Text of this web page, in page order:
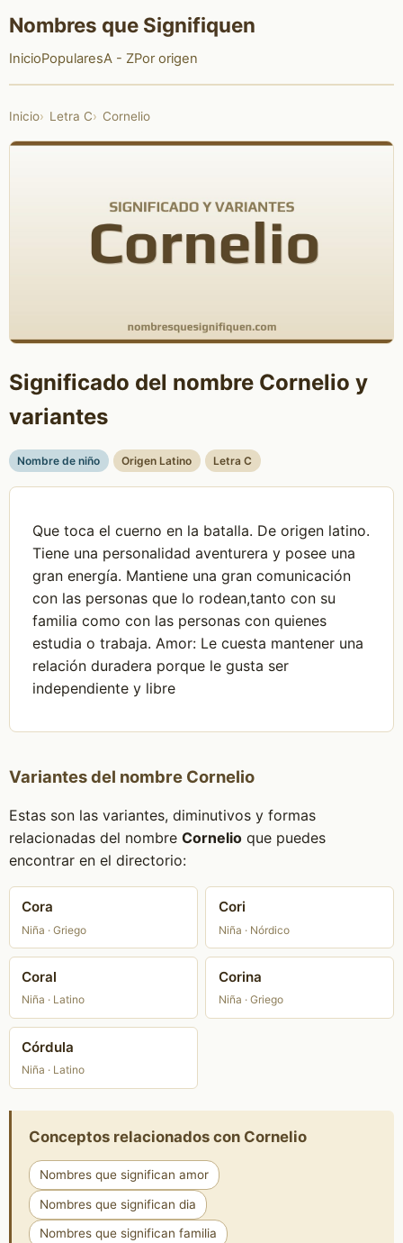
Nombres que Signifiquen
InicioPopularesA - ZPor origen
Inicio Letra C Cornelio
Significado del nombre Cornelio y
variantes
Nombre de niño Origen Latino Letra C
Que toca el cuerno en la batalla. De origen latino.
Tiene una personalidad aventurera y posee una
gran energía. Mantiene una gran comunicación
con las personas que lo rodean,tanto con su
familia como con las personas con quienes
estudia o trabaja. Amor: Le cuesta mantener una
relación duradera porque le gusta ser
independiente y libre
Variantes del nombre Cornelio
Estas son las variantes, diminutivos y formas
relacionadas del nombre Cornelioque puedes
encontrar en el directorio:
Cora
Niña · Griego
Cori
Niña · Nórdico
Coral
Niña · Latino
Corina
Niña · Griego
Córdula
Niña · Latino
Conceptos relacionados con Cornelio
Nombres que significan amor
Nombres que significan dia
Nombres que significan familia